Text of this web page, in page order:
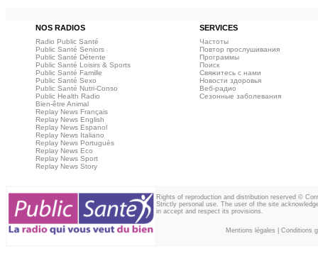
NOS RADIOS SERVICES
Radio Public Santé
Public Santé Seniors
Public Santé Détente
Public Santé Loisirs & Sports
Public Santé Famille
Public Santé Sexo
Public Santé Nutri-Conso
Public Health Radio
Bien-être Animal
Replay News Français
Replay News English
Replay News Espanol
Replay News Italiano
Replay News Portuguès
Replay News Eco
Replay News Sport
Replay News Story
Частоты
Повтор прослушивания
Программы
Поиск
Свяжитесь с нами
Новости здоровья
Веб‑радио
Сезонные заболевания
Rights of reproduction and distribution reserved ©
Strictly personal use. The user of the site
in accept and respect its provisions.
Mentions légales Conditions